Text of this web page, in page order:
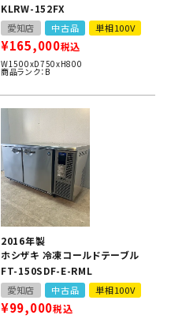
KLRW-152FX
愛知店 中古品 単相100V
¥165,000税込
W1500xD750xH800
商品ランク：B
2016年製
ホシザキ 冷凍コールドテーブル
FT-150SDF-E-RML
愛知店 中古品 単相100V
¥99,000税込